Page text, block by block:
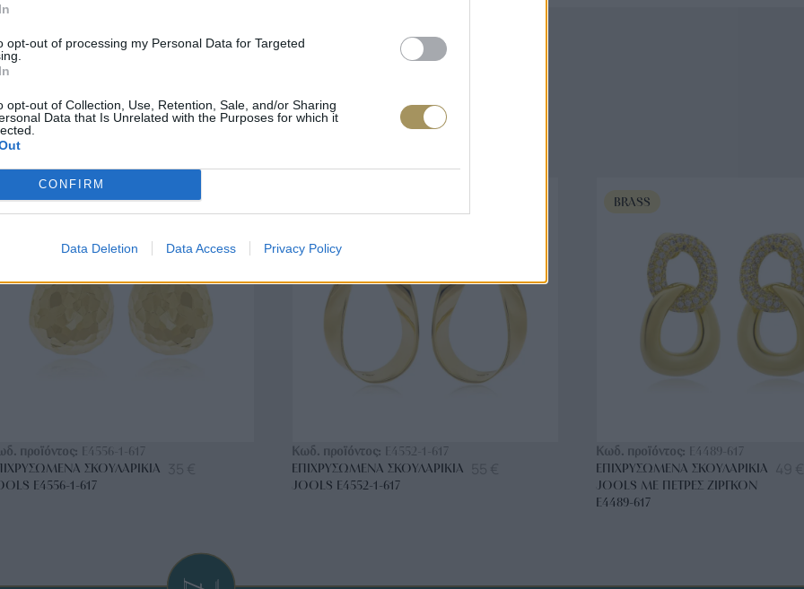
opt-out of processing my Personal Data for Targeted
opt-out of Collection, Use, Retention, Sale, and/or Sharing
Data that Is Unrelated with the Purposes for which it
CONFIRM
Data Deletion Data Access Privacy Policy
Που Ταιριάζουν
Εδώ θα βρείτε τις κορυφαίες
την εξαιρετική τους ποιότητα.
BRASS
προϊόντος: E4556-1-617
ΣΚΟΥΛΑΡΊΚΙΑ
E4556-1-617
Κωδ. προϊόντος: E4552-1-617
ΕΠΙΧΡΥΣΩΜΈΝΑ ΣΚΟΥΛΑΡΊΚΙΑ
JOOLS E4552-1-617
BRASS
Κωδ. προϊόντος: E4489-617
ΕΠΙΧΡΥΣΩΜΈΝΑ ΣΚΟΥΛΑΡΊΚΙΑ
JOOLS ΜΕ ΠΈΤΡΕΣ ΖΙΡΓΚΌΝ
E4489-617